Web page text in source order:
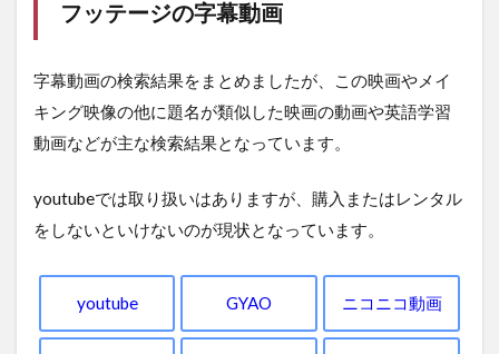
フッテージの字幕動画
字幕動画の検索結果をまとめましたが、この映画やメイ
キング映像の他に題名が類似した映画の動画や英語学習
動画などが主な検索結果となっています。
youtubeでは取り扱いはありますが、購入またはレンタル
をしないといけないのが現状となっています。
youtube GYAO ニコニコ動画